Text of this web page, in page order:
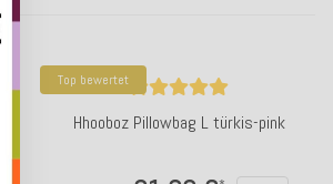
Top bewertet
Hhooboz Pillowbag L türkis-pink